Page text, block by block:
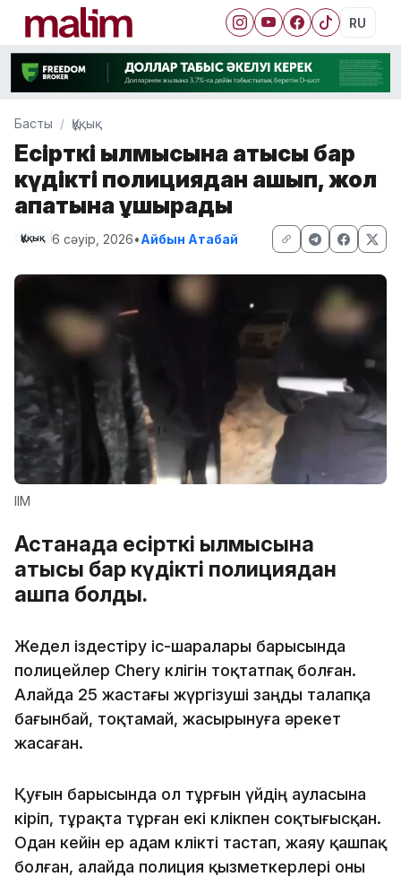
RU
Басты Құқық
Есірткі қылмысына қатысы бар
күдікті полициядан қашып, жол
апатына ұшырады
Құқық 6 сәуір, 2026•Айбын Атабай
ІІМ
Астанада есірткі қылмысына
қатысы бар күдікті полициядан
қашпақ болды.
Жедел іздестіру іс-шаралары барысында
полицейлер Chery көлігін тоқтатпақ болған.
Алайда 25 жастағы жүргізуші заңды талапқа
бағынбай, тоқтамай, жасырынуға әрекет
жасаған.
Қуғын барысында ол тұрғын үйдің ауласына
кіріп, тұрақта тұрған екі көлікпен соқтығысқан.
Одан кейін ер адам көлікті тастап, жаяу қашпақ
болған, алайда полиция қызметкерлері оны